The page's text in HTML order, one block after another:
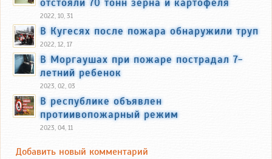
2022, 10, 31
В Кугесях после пожара обнаружили труп
2022, 12, 17
В Моргаушах при пожаре пострадал 7-
летний ребенок
2023, 02, 03
В республике объявлен
протиивопожарный режим
2023, 04, 11
Добавить новый комментарий